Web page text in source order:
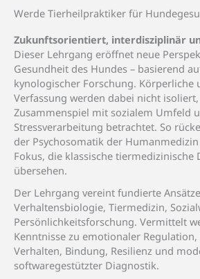
Werde Tierheilpraktiker für
Zukunftsorientiert, interdisziplinär
Dieser Lehrgang eröffnet neue
Gesundheit des Hundes – basierend
kynologischer Forschung. Körperliche
Verfassung werden dabei nicht
Zusammenspiel mit sozialem Umfeld
Stressverarbeitung betrachtet. So
der Psychosomatik der
Fokus, die klassische tiermedizinische
übersehen.
Der Lehrgang vereint fundierte
Verhaltensbiologie, Tiermedizin,
Persönlichkeitsforschung. Vermittelt
Kenntnisse zu emotionaler
Verhalten, Bindung, Resilienz und
softwaregestützter Diagnostik.